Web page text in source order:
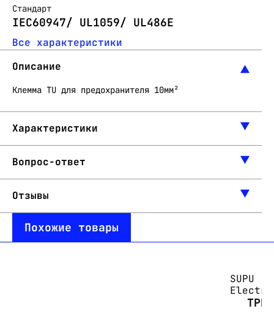
Стандарт
IEC60947/ UL1059/ UL486E
Все характеристики
Описание
Клемма TU для предохранителя 10мм²
Характеристики
Вопрос-ответ
Отзывы
Похожие товары
SUPU